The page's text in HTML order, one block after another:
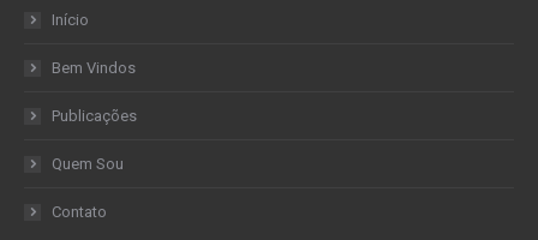
Início
Bem Vindos
Publicações
Quem Sou
Contato